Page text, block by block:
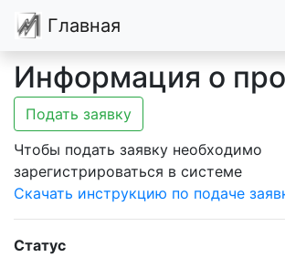
Главная
Информация о
Подать заявку
Чтобы подать заявку необходимо
зарегистрироваться в системе
Скачать инструкцию по подаче
Статус